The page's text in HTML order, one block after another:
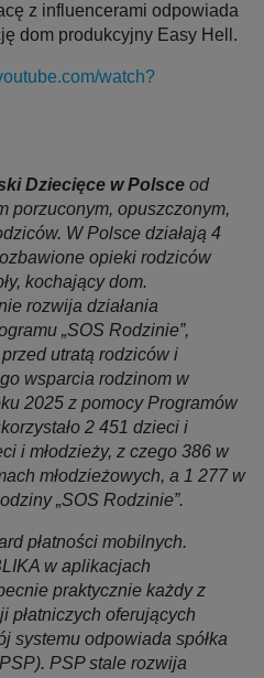
z influencerami odpowiada
dom produkcyjny Easy Hell.
watch?
Dziecięce w Polsce od
porzuconym, opuszczonym,
W Polsce działają 4
opieki rodziców
kochający dom.
rozwija działania
„SOS Rodzinie”,
utratą rodziców i
wsparcia rodzinom w
2025 z pomocy Programów
2 451 dzieci i
i młodzieży, z czego 386 w
młodzieżowych, a 1 277 w
„SOS Rodzinie”.
płatności mobilnych.
w aplikacjach
praktycznie każdy z
płatniczych oferujących
systemu odpowiada spółka
PSP stale rozwija